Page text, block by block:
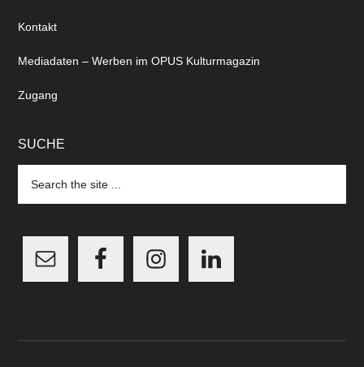
Kontakt
Mediadaten – Werben im OPUS Kulturmagazin
Zugang
SUCHE
the